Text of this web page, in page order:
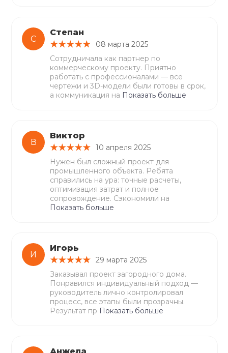
С
Степан
08 марта 2025
Сотрудничала как партнер по
коммерческому проекту. Приятно
работать с профессионалами — все
чертежи и 3D-модели были готовы в срок,
а коммуникация на Показать больше
В
Виктор
10 апреля 2025
Нужен был сложный проект для
промышленного объекта. Ребята
справились на ура: точные расчеты,
оптимизация затрат и полное
сопровождение. Сэкономили на
Показать больше
И
Игорь
29 марта 2025
Заказывал проект загородного дома.
Понравился индивидуальный подход —
руководитель лично контролировал
процесс, все этапы были прозрачны.
Результат пр Показать больше